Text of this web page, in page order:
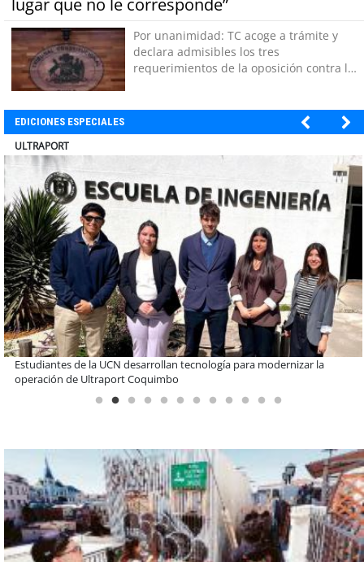
lugar que no le corresponde”
Por unanimidad: TC acoge a trámite y
declara admisibles los tres
requerimientos de la oposición contra la
EDICIONES ESPECIALES
BANCO DE CHILE
Educación y colaboración público-privada se toman La Araucanía:
encuentro reunió a líderes para abordar las brechas y oportunidades